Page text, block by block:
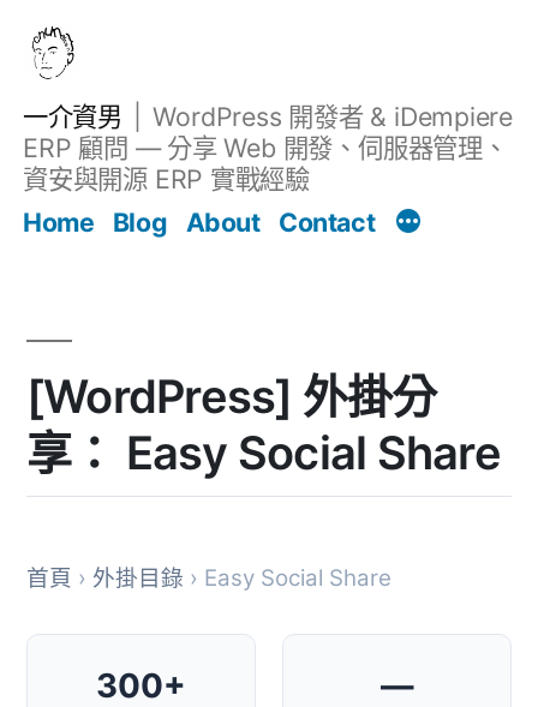
一介資男
WordPress 開發者 & iDempiere
ERP 顧問 — 分享 Web 開發、伺服器管理、
資安與開源 ERP 實戰經驗
Home
Blog About Contact
[WordPress] 外掛分
享： Easy Social Share
首頁 › 外掛目錄 › Easy Social Share
300+ —
文章